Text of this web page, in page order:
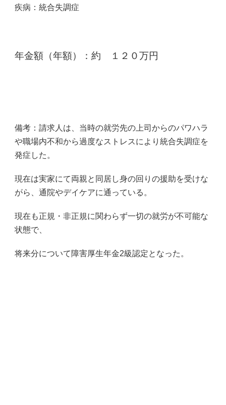
疾病：統合失調症
年金額（年額）：約 １２０万円
備考：請求人は、当時の就労先の上司からのパワハラ
や職場内不和から過度なストレスにより統合失調症を
発症した。
現在は実家にて両親と同居し身の回りの援助を受けな
がら、通院やデイケアに通っている。
現在も正規・非正規に関わらず一切の就労が不可能な
状態で、
将来分について障害厚生年金2級認定となった。